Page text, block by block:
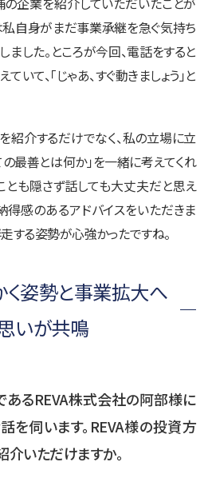
私自身がまだ事業承継を急ぐ気持ち
した。ところが今回、電話をすると
いて、「じゃあ、すぐ動きましょう」と
紹介するだけでなく、私の立場に立
最善とは何か」を一緒に考えてくれ
とも隠さず話しても大丈夫だと思え
得感のあるアドバイスをいただきま
する姿勢が心強かったですね。
姿勢と事業拡大へ
いが共鳴
あるREVA株式会社の阿部様に
を伺います。REVA様の投資方
介いただけますか。